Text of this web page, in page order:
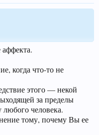
когда что-то не
этого — некой
за пределы
любого человека.
тому, почему Вы ее